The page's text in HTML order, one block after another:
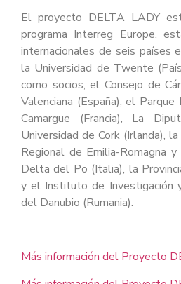
El proyecto DELTA LADY
programa Interreg Europe,
internacionales de seis países
la Universidad de Twente
como socios, el Consejo de
Valenciana (España), el
Camargue (Francia), La
Universidad de Cork (Irlanda),
Regional de Emilia-Romagna
Delta del Po (Italia), la
y el Instituto de Investigación
del Danubio (Rumania).
Más información del Proyecto